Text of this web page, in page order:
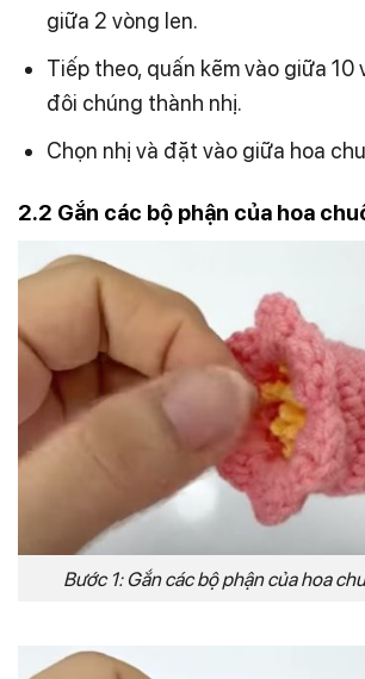
giữa 2 vòng len.
Tiếp theo, quấn kẽm vào giữa 10
đôi chúng thành nhị.
Chọn nhị và đặt vào giữa hoa
2.2 Gắn các bộ phận của hoa
Bước 1: Gắn các bộ phận của hoa